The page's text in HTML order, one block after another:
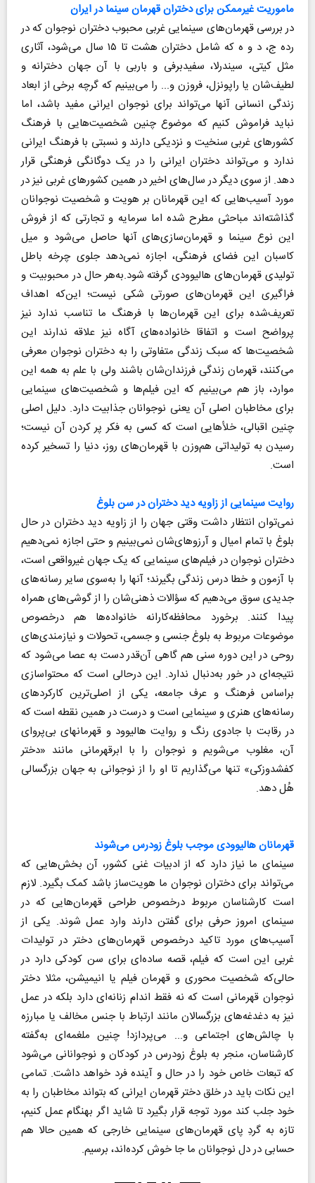
ماموریت غیرممکن برای دختران قهرمان سینما در ایران
در بررسی قهرمان‌های سینمایی غربی محبوب دختران نوجوان که در
رده ج، د و ه که شامل دختران هشت تا ۱۵ سال می‌شود، آثاری
مثل کیتی، سیندرلا، سفیدبرفی و باربی با آن جهان دخترانه و
لطیف‌شان یا راپونزل، فروزن و... را می‌بینیم که گرچه برخی از ابعاد
زندگی انسانی آنها می‌تواند برای نوجوان ایرانی مفید باشد، اما
نباید فراموش کنیم که موضوع چنین شخصیت‌هایی با فرهنگ
کشورهای غربی سنخیت و نزدیکی دارند و نسبتی با فرهنگ ایرانی
ندارد و می‌تواند دختران ایرانی را در یک دوگانگی فرهنگی قرار
دهد. از سوی دیگر در سال‌های اخیر در همین کشورهای غربی نیز در
مورد آسیب‌هایی که این قهرمانان بر هویت و شخصیت نوجوانان
گذاشته‌اند مباحثی مطرح شده اما سرمایه و تجارتی که از فروش
این نوع سینما و قهرمان‌سازی‌های آنها حاصل می‌شود و میل
کاسبان این فضای فرهنگی، اجازه نمی‌دهد جلوی چرخه باطل
تولیدی قهرمان‌های هالیوودی گرفته شود.به‌هر حال در محبوبیت و
فراگیری این قهرمان‌های صورتی شکی نیست؛ این‌که اهداف
تعریف‌شده برای این قهرمان‌ها با فرهنگ ما تناسب ندارد نیز
پرواضح است و اتفاقا خانواده‌های آگاه نیز علاقه ندارند این
شخصیت‌ها که سبک زندگی متفاوتی را به دختران نوجوان معرفی
می‌کنند، قهرمان زندگی فرزندان‌شان باشند ولی با علم به همه این
موارد، باز هم می‌بینیم که این فیلم‌ها و شخصیت‌های سینمایی
برای مخاطبان اصلی آن یعنی نوجوانان جذابیت دارد. دلیل اصلی
چنین اقبالی، خلأهایی است که کسی به فکر پر کردن آن نیست؛
رسیدن به تولیداتی هم‌وزن با قهرمان‌های روز، دنیا را تسخیر کرده
است.
روایت سینمایی از زاویه دید دختران در سن بلوغ
نمی‌توان انتظار داشت وقتی جهان را از زاویه دید دختران در حال
بلوغ با تمام امیال و آرزوهای‌شان نمی‌بینیم و حتی اجازه نمی‌دهیم
دختران نوجوان در فیلم‌های سینمایی که یک جهان غیرواقعی است،
با آزمون و خطا درس زندگی بگیرند؛ آنها را به‌سوی سایر رسانه‌های
جدیدی سوق می‌دهیم که سؤالات ذهنی‌شان را از گوشی‌های همراه
پیدا کنند. برخورد محافظه‌کارانه خانواده‌ها هم درخصوص
موضوعات مربوط به بلوغ جنسی و جسمی، تحولات و نیازمندی‌های
روحی در این دوره سنی هم گاهی آن‌قدر دست به عصا می‌شود که
نتیجه‌ای در خور به‌دنبال ندارد. این در‌حالی است که محتواسازی
براساس فرهنگ و عرف جامعه، یکی از اصلی‌ترین کارکردهای
رسانه‌های هنری و سینمایی است و درست در همین نقطه است که
در رقابت با جادوی رنگ و روایت هالیوود و قهرمان‎های بی‌پروای
آن، مغلوب می‌شویم و نوجوان را با ابرقهرمانی مانند «دختر
کفشدوزکی» تنها می‌گذاریم تا او را از نوجوانی به جهان بزرگسالی
هُل دهد.
قهرمانان هالیوودی موجب بلوغ زودرس می‌شوند
سینمای ما نیاز دارد که از ادبیات غنی کشور، آن بخش‌هایی که
می‌تواند برای دختران نوجوان ما هویت‌ساز باشد کمک بگیرد. لازم
است کارشناسان مربوط درخصوص طراحی قهرمان‌هایی که در
سینمای امروز حرفی برای گفتن دارند وارد عمل شوند. یکی از
آسیب‌های مورد تاکید درخصوص قهرمان‌های دختر در تولیدات
غربی این است که فیلم، قصه ساده‌ای برای سن کودکی دارد در
حالی‌که شخصیت محوری و قهرمان فیلم یا انیمیشن، مثلا دختر
نوجوان قهرمانی است که نه فقط اندام زنانه‌ای دارد بلکه در عمل
نیز به دغدغه‌های بزرگسالان مانند ارتباط با جنس مخالف یا مبارزه
با چالش‌های اجتماعی و... می‌پردازد! چنین ملغمه‌ای به‌گفته
کارشناسان، منجر به بلوغ زودرس در کودکان و نوجوانانی می‌شود
که تبعات خاص خود را در حال و آینده فرد خواهد داشت. تمامی
این نکات باید در خلق دختر قهرمان ایرانی که بتواند مخاطبان را به
خود جلب کند مورد توجه قرار بگیرد تا شاید اگر بهنگام عمل کنیم،
تازه به گردِ پای قهرمان‌های سینمایی خارجی که همین حالا هم
حسابی در دل نوجوانان ما جا خوش کرده‌اند، برسیم.